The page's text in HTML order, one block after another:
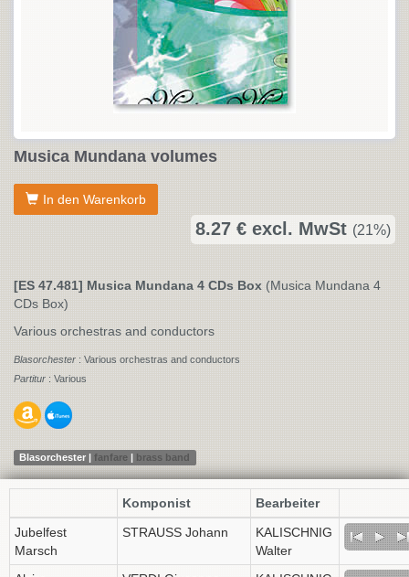
Musica Mundana volumes
In den Warenkorb
8.27 € excl. MwSt (21%)
[ES 47.481] Musica Mundana 4 CDs Box (Musica Mundana 4
CDs Box)
Various orchestras and conductors
Blasorchester : Various orchestras and conductors
Partitur : Various
Blasorchester |fanfare | brass band
Komponist
Bearbeiter
Jubelfest
Marsch
STRAUSS Johann
KALISCHNIG
Walter